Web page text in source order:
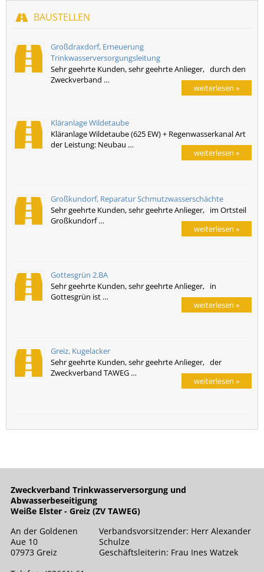
BAUSTELLEN
Großdraxdorf, Erneuerung
Trinkwasserversorgungsleitung
Sehr geehrte Kunden, sehr geehrte Anlieger, durch den
Zweckverband …
weiterlesen »
Kläranlage Wildetaube
Kläranlage Wildetaube (625 EW) + Regenwasserkanal Art
der Leistung: Neubau …
weiterlesen »
Großkundorf, Reparatur Schmutzwasserschächte
Sehr geehrte Kunden, sehr geehrte Anlieger, im Ortsteil
Großkundorf …
weiterlesen »
Gottesgrün 2.BA
Sehr geehrte Kunden, sehr geehrte Anlieger, in
Gottesgrün ist …
weiterlesen »
Greiz, Kugelacker
Sehr geehrte Kunden, sehr geehrte Anlieger, der
Zweckverband TAWEG …
weiterlesen »
Zweckverband Trinkwasserversorgung und
Abwasserbeseitigung
Weiße Elster - Greiz (ZV TAWEG)
An der Goldenen
Aue 10
07973 Greiz
Verbandsvorsitzender: Herr Alexander
Schulze
Geschäftsleiterin: Frau Ines Watzek